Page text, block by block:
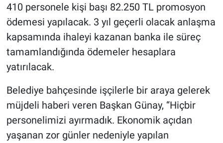
410 personele kişi başı 82.250 TL promosyon
ödemesi yapılacak. 3 yıl geçerli olacak anlaşma
kapsamında ihaleyi kazanan banka ile süreç
tamamlandığında ödemeler hesaplara
yatırılacak.
Belediye bahçesinde işçilerle bir araya gelerek
müjdeli haberi veren Başkan Günay, ‘‘Hiçbir
personelimizi ayırmadık. Ekonomik açıdan
yaşanan zor günler nedeniyle yapılan